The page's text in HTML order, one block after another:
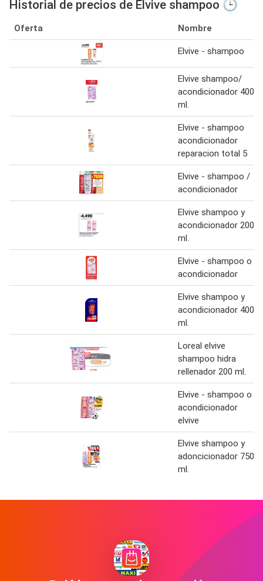
Historial de precios de Elvive shampoo 🕒
Oferta Nombre
Elvive - shampoo
Elvive shampoo/
acondicionador 400
ml.
Elvive - shampoo
acondicionador
reparacion total 5
Elvive - shampoo /
acondicionador
Elvive shampoo y
acondicionador 200
ml.
Elvive - shampoo o
acondicionador
Elvive shampoo y
acondicionador 400
ml.
Loreal elvive
shampoo hidra
rellenador 200 ml.
Elvive - shampoo o
acondicionador
elvive
Elvive shampoo y
adoncicionador 750
ml.